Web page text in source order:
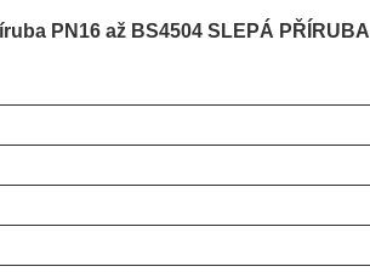
PN16 až BS4504 SLEPÁ PŘÍRUBA